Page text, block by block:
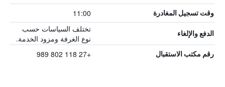
وقت تسجيل المغادرة 11:00
الدفع والإلغاء
تختلف السياسات حسب
نوع الغرفة ومزود الخدمة.
رقم مكتب الاستقبال +27 118 802 989